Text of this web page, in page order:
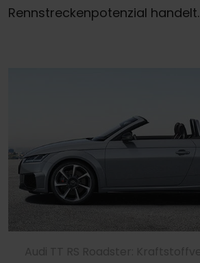
Rennstreckenpotenzial handelt.